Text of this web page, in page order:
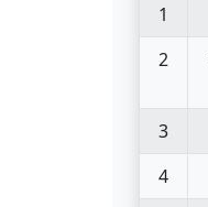
1
2
3
4